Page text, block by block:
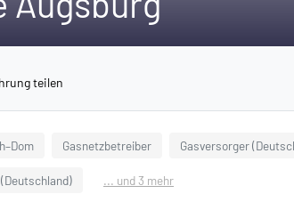
teilen
Gasnetzbetreiber Gasversorger
... und 3 mehr